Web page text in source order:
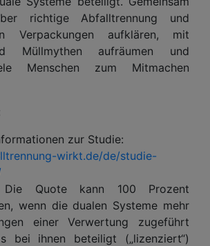
richtige Abfalltrennung und
Verpackungen aufklären, mit
Müllmythen aufräumen und
Menschen zum Mitmachen
zur Studie:
wirkt.de/de/studie-
Die Quote kann 100 Prozent
wenn die dualen Systeme mehr
einer Verwertung zugeführt
bei ihnen beteiligt („lizenziert“)